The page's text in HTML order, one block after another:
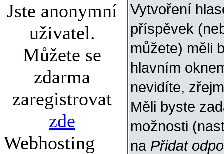
Jste anonymní
uživatel.
Můžete se
zdarma
zaregistrovat
zde
Webhosting
Vytvoření
příspěvek
můžete) měli
hlavním
nevidíte,
Měli byste
možnosti
na Přidat